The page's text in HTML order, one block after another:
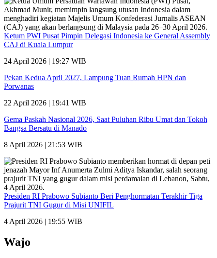
Ketum PWI Pusat Pimpin Delegasi Indonesia ke General Assembly
CAJ di Kuala Lumpur
24 April 2026 | 19:27 WIB
Pekan Kedua April 2027, Lampung Tuan Rumah HPN dan
Porwanas
22 April 2026 | 19:41 WIB
Gema Paskah Nasional 2026, Saat Puluhan Ribu Umat dan Tokoh
Bangsa Bersatu di Manado
8 April 2026 | 21:53 WIB
Presiden RI Prabowo Subianto Beri Penghormatan Terakhir Tiga
Prajurit TNI Gugur di Misi UNIFIL
4 April 2026 | 19:55 WIB
Wajo